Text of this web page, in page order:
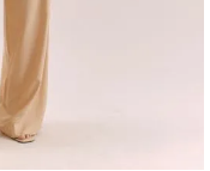
G
À SACOLA